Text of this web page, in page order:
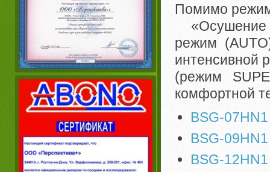
Помимо
«Осушение
режим
интенсивной
(режим
комфортной
BSG-07HN1
BSG-09HN1
BSG-12HN1